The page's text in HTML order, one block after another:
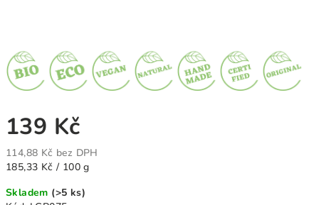
139 Kč
114,88 Kč bez DPH
Měrná
185,33 Kč / 100 g
Skladem (>5 ks)